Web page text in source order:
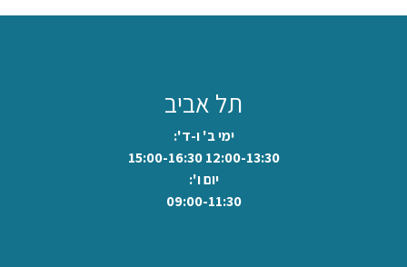
תל אביב
ימי ב' ו-ד':
12:00-13:30 15:00-16:30
יום ו':
09:00-11:30